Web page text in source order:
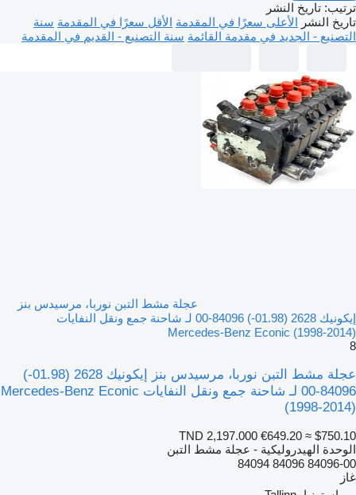
ترتيب: تاريخ النشر
تاريخ النشر الأعلى سعرًا في المقدمة الأقل سعرًا في المقدمة سنة
التصنيع - الجديد في مقدمة القائمة سنة التصنيع - القديم في المقدمة
عجلة مشط التبن نوربا، مرسيدس بنز
إيكونيك 2628 (01.98-) 84096-00 لـ شاحنة جمع ونقل النفايات
Mercedes-Benz Econic (1998-2014)
8
عجلة مشط التبن نوربا، مرسيدس بنز إيكونيك 2628 (01.98-)
84096-00 لـ شاحنة جمع ونقل النفايات Mercedes-Benz Econic
(1998-2014)
TND 2,197.000 €649.20 ≈ $750.10
الوحدة الهيدروليكية - عجلة مشط التبن
84096-00 84096 84094
غاز